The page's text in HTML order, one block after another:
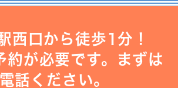
西口から徒歩1分！
約が必要です。まずは
話ください。